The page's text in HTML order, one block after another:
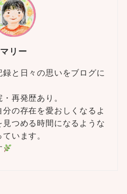
マリー
と日々の思いをブログに
再発歴あり。
の存在を愛おしくなるよ
つめる時間になるような
います。